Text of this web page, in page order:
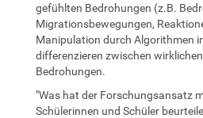
gefühlten Bedrohungen (z.B.
Migrationsbewegungen,
Manipulation durch Algorithmen
differenzieren zwischen
Bedrohungen.
"Was hat der Forschungsansatz
Schülerinnen und Schüler